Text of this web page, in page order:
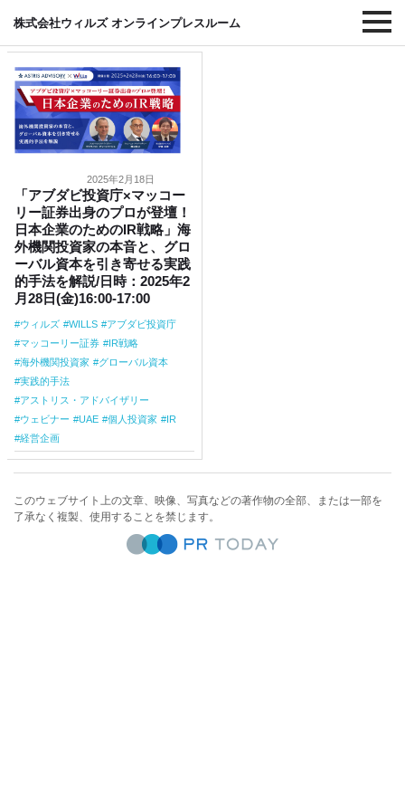
株式会社ウィルズ オンラインプレスルーム
#マッコーリー証券
2025年2月18日
「アブダビ投資庁×マッコー
リー証券出身のプロが登壇！
日本企業のためのIR戦略」海
外機関投資家の本音と、グロ
ーバル資本を引き寄せる実践
的手法を解説/日時：2025年2
月28日(金)16:00-17:00
ウィルズ WILLS
アブダビ投資庁
マッコーリー証券
IR戦略
海外機関投資家
グローバル資本
実践的手法
アストリス・アドバイザリー
ウェビナー
UAE 個人投資家
IR
経営企画
このウェブサイト上の文章、映像、写真などの著作物の全部、または一部を
了承なく複製、使用することを禁じます。